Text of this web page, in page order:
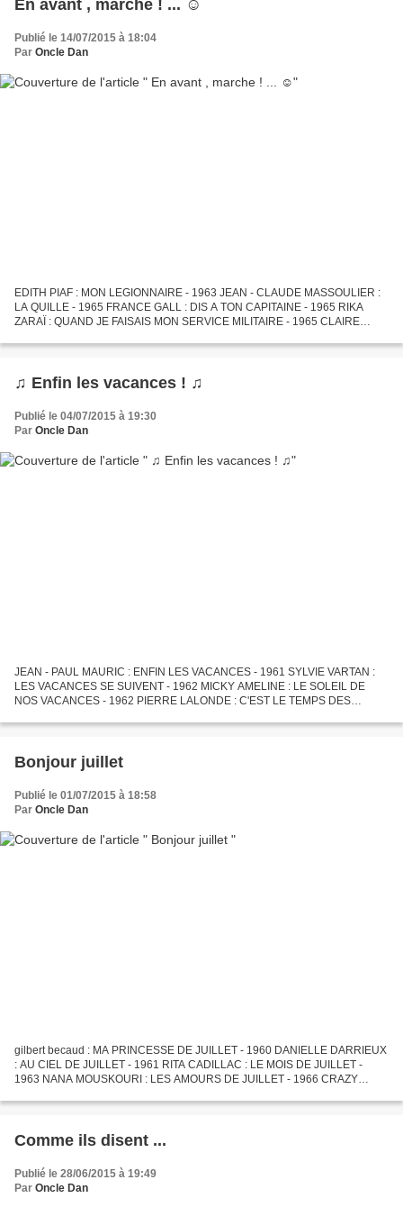
En avant , marche ! ... ☺
Publié le 14/07/2015 à 18:04
Par Oncle Dan
EDITH PIAF : MON LEGIONNAIRE - 1963 JEAN - CLAUDE MASSOULIER :
LA QUILLE - 1965 FRANCE GALL : DIS A TON CAPITAINE - 1965 RIKA
ZARAÏ : QUAND JE FAISAIS MON SERVICE MILITAIRE - 1965 CLAIRE
♫ Enfin les vacances ! ♫
Publié le 04/07/2015 à 19:30
Par Oncle Dan
JEAN - PAUL MAURIC : ENFIN LES VACANCES - 1961 SYLVIE VARTAN :
LES VACANCES SE SUIVENT - 1962 MICKY AMELINE : LE SOLEIL DE
NOS VACANCES - 1962 PIERRE LALONDE : C'EST LE TEMPS DES
1963 CLAUDINE...
Bonjour juillet
Publié le 01/07/2015 à 18:58
Par Oncle Dan
gilbert becaud : MA PRINCESSE DE JUILLET - 1960 DANIELLE DARRIEUX
: AU CIEL DE JUILLET - 1961 RITA CADILLAC : LE MOIS DE JUILLET -
1963 NANA MOUSKOURI : LES AMOURS DE JUILLET - 1966 CRAZY
JUILLET...
Comme ils disent ...
Publié le 28/06/2015 à 19:49
Par Oncle Dan